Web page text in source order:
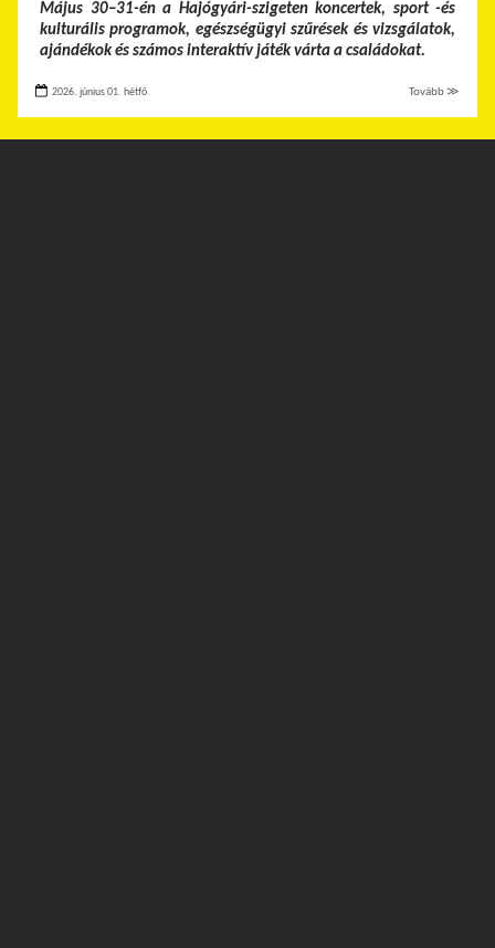
Május 30–31-én a Hajógyári-szigeten koncertek, sport -és
kulturális programok, egészségügyi szűrések és vizsgálatok,
ajándékok és számos interaktív játék várta a családokat.
2026. június 01. hétfő Tovább ≫